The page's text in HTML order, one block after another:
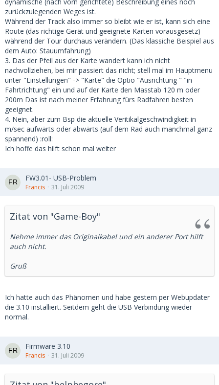
zurückzulegenden Weges ist.
Während der Track also immer so bleibt wie er ist, kann sich eine
Route (das richtige Gerät und geeignete Karten vorausgesetz)
während der Tour durchaus verändern. (Das klassiche Beispiel aus
dem Auto: Stauumfahrung)
3. Das der Pfeil aus der Karte wandert kann ich nicht
nachvollziehen, bei mir passiert das nicht; stell mal im Hauptmenu
unter "Einstellungen" -> "Karte" die Optio "Ausrichtung " "in
Fahrtrichtung" ein und auf der Karte den Masstab 120 m oder
200m Das ist nach meiner Erfahrung fürs Radfahren besten
geeignet.
4. Nein, aber zum Bsp die aktuelle Veritikalgeschwindigkeit in
m/sec aufwärts oder abwärts (auf dem Rad auch manchmal ganz
spannend) :roll:
Ich hoffe das hilft schon mal weiter
FW3.01- USB-Problem
Francis 31. Juli 2009
Zitat von "Game-Boy"
Nehme immer das Originalkabel und ein anderer Port hilft
auch nicht.
Gruß
Ich hatte auch das Phänomen und habe gestern per Webupdater
die 3.10 installiert. Seitdem geht die USB Verbindung wieder
normal.
Firmware 3.10
Francis 31. Juli 2009